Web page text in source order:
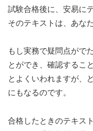
試験合格後に、安易に
そのテキストは、あな
もし実務で疑問点がで
とができ、確認するこ
とよくいわれますが、
にもなるのです。
合格したときのテキス